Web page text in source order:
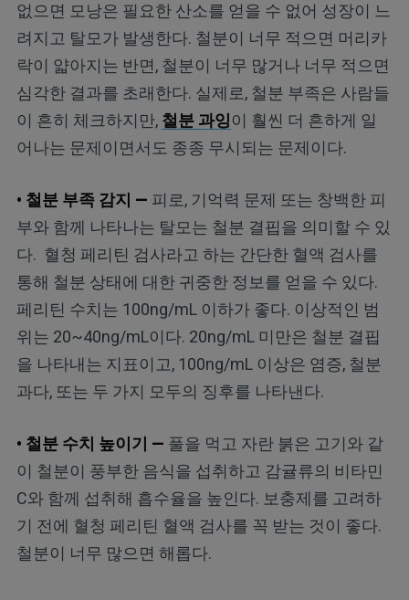
없으면 모낭은 필요한 산소를 얻을 수 없어 성장이 느
려지고 탈모가 발생한다. 철분이 너무 적으면 머리카
락이 얇아지는 반면, 철분이 너무 많거나 너무 적으면
심각한 결과를 초래한다. 실제로, 철분 부족은 사람들
이 흔히 체크하지만, 철분 과잉이 훨씬 더 흔하게 일
어나는 문제이면서도 종종 무시되는 문제이다.
• 철분 부족 감지 — 피로, 기억력 문제 또는 창백한 피
부와 함께 나타나는 탈모는 철분 결핍을 의미할 수 있
다. 혈청 페리틴 검사라고 하는 간단한 혈액 검사를
통해 철분 상태에 대한 귀중한 정보를 얻을 수 있다.
페리틴 수치는 100ng/mL 이하가 좋다. 이상적인 범
위는 20~40ng/mL이다. 20ng/mL 미만은 철분 결핍
을 나타내는 지표이고, 100ng/mL 이상은 염증, 철분
과다, 또는 두 가지 모두의 징후를 나타낸다.
• 철분 수치 높이기 — 풀을 먹고 자란 붉은 고기와 같
이 철분이 풍부한 음식을 섭취하고 감귤류의 비타민
C와 함께 섭취해 흡수율을 높인다. 보충제를 고려하
기 전에 혈청 페리틴 혈액 검사를 꼭 받는 것이 좋다.
철분이 너무 많으면 해롭다.